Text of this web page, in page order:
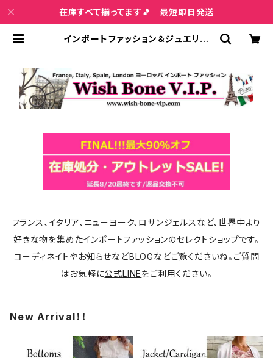
在庫すべて揃ってます🎵 最短即日発送
インポートファッション＆ジュエリー
フランス、イタリア、ニューヨーク、ロサンジェルスなど、世界中より
好きな物を集めたインポートファッションのセレクトショップです。
コーディネイトやお知らせなどBLOGなどご覧くださいね。ご質問
はお気軽に公式LINEをご利用ください。
New Arrival！！